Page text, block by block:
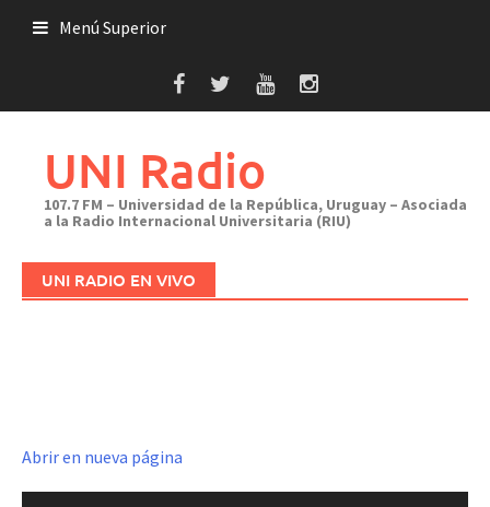
Menú Superior
UNI Radio
107.7 FM – Universidad de la República, Uruguay – Asociada
a la Radio Internacional Universitaria (RIU)
UNI RADIO EN VIVO
Abrir en nueva página